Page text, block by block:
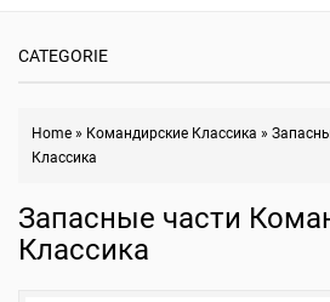
CATEGORIE
Home » Командирские Классика »
Классика
Запасные части
Классика